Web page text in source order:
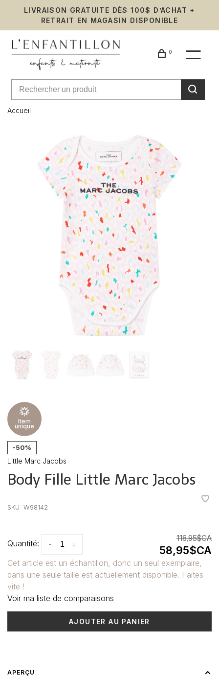
LIVRAISON GRATUITE DÈS 100$ D’ACHAT +
RETRAIT EN MAGASIN DISPONIBLE
0
Accueil
Item
unique
-50%
Little Marc Jacobs
Body Fille Little Marc Jacobs
SKU: W98142
Quantité: +
-
116,95$CA
58,95$CA
Cet article est un échantillon, donc un seul exemplaire,
dans une seule taille est actuellement disponible. Faites
vite !
Voir ma liste de comparaisons
AJOUTER AU PANIER
APERÇU